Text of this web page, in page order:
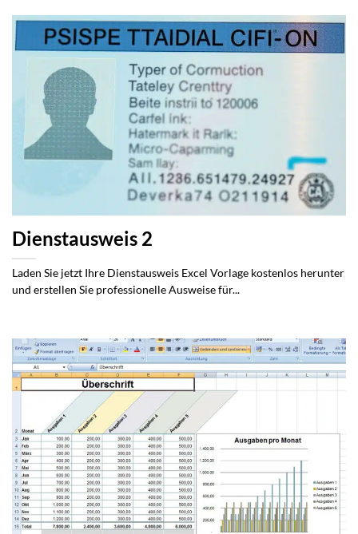
Dienstausweis 2
Laden Sie jetzt Ihre Dienstausweis Excel Vorlage kostenlos herunter
und erstellen Sie professionelle Ausweise für...